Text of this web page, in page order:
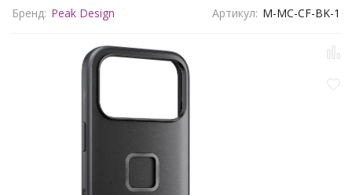
Бренд: Peak Design Артикул: M-MC-CF-BK-1